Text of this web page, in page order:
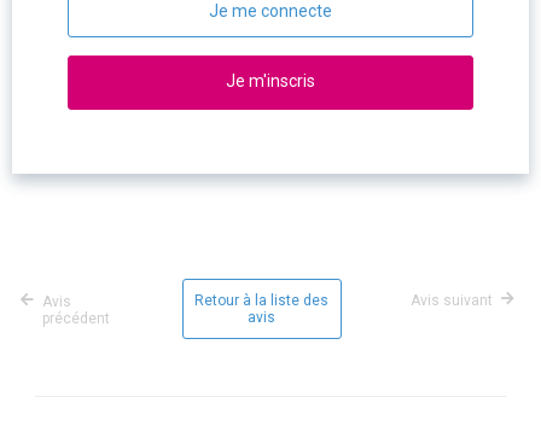
Je me connecte
Je m'inscris
Avis
précédent
Retour à la liste des
avis
Avis suivant